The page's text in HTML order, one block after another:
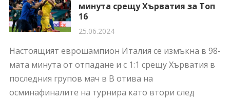
минута срещу Хърватия за Топ
16
25.06.2024
Настоящият еврошампион Италия се измъкна в 98-
мата минута от отпадане и с 1:1 срещу Хърватия в
последния групов мач в В отива на
осминафиналите на турнира като втори след